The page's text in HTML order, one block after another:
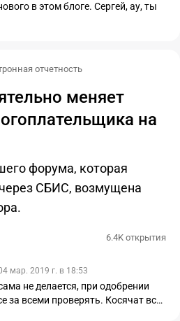
в этом блоге. Сергей, ау, ты
отчетность
меняет
на
форума, которая
СБИС, возмущена
6.4K открытия
мар. 2019 г. в 18:53
не делается, при одобрении
за всеми проверять. Косячат все